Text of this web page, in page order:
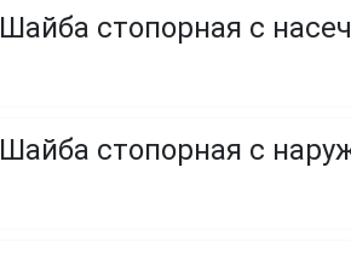
Шайба стопорная с
Шайба стопорная с